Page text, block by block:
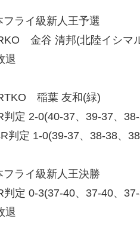
ライ級新人王予選
金谷 清邦(北陸イシマ
退
稲葉 友和(緑)
定 2-0(40-37、39-37、
定 1-0(39-37、38-38、
ライ級新人王決勝
定 0-3(37-40、37-40、
退